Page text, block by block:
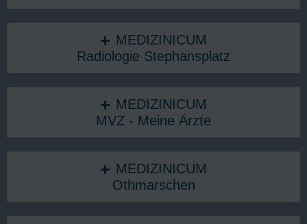
MEDIZINICUM
Radiologie Stephansplatz
MEDIZINICUM
MVZ - Meine Ärzte
MEDIZINICUM
Othmarschen